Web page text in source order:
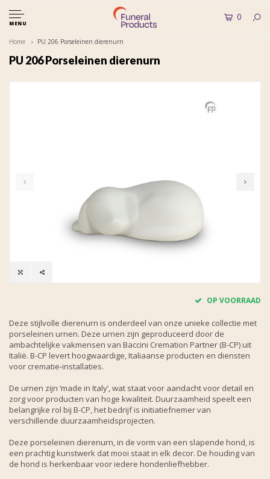
MENU
0
Home PU 206 Porseleinen dierenurn
PU 206 Porseleinen dierenurn
OP VOORRAAD
Deze stijlvolle dierenurn is onderdeel van onze unieke collectie met
porseleinen urnen. Deze urnen zijn geproduceerd door de
ambachtelijke vakmensen van Baccini Cremation Partner (B-CP) uit
Italië. B-CP levert hoogwaardige, Italiaanse producten en diensten
voor crematie-installaties.
De urnen zijn ‘made in Italy’, wat staat voor aandacht voor detail en
zorg voor producten van hoge kwaliteit. Duurzaamheid speelt een
belangrijke rol bij B-CP, het bedrijf is initiatiefnemer van
verschillende duurzaamheidsprojecten.
Deze porseleinen dierenurn, in de vorm van een slapende hond, is
een prachtig kunstwerk dat mooi staat in elk decor. De houding van
de hond is herkenbaar voor iedere hondenliefhebber.